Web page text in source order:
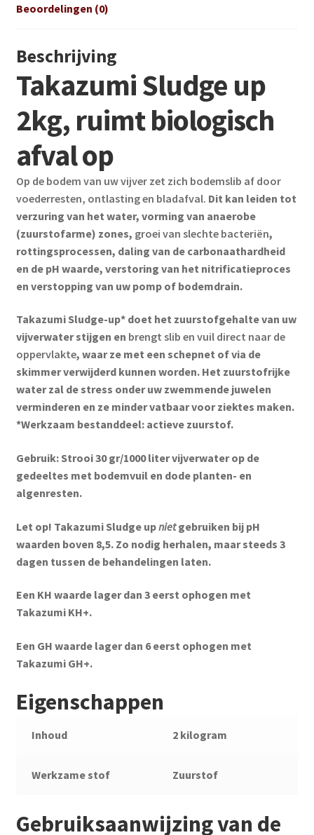
Beoordelingen (0)
Beschrijving
Takazumi Sludge up
2kg, ruimt biologisch
afval op
Op de bodem van uw vijver zet zich bodemslib af door
voederresten, ontlasting en bladafval. Dit kan leiden tot
verzuring van het water, vorming van anaerobe
(zuurstofarme) zones, groei van slechte bacteriën,
rottingsprocessen, daling van de carbonaathardheid
en de pH waarde, verstoring van het nitrificatieproces
en verstopping van uw pomp of bodemdrain.
Takazumi Sludge-up* doet het zuurstofgehalte van uw
vijverwater stijgen en brengt slib en vuil direct naar de
oppervlakte, waar ze met een schepnet of via de
skimmer verwijderd kunnen worden. Het zuurstofrijke
water zal de stress onder uw zwemmende juwelen
verminderen en ze minder vatbaar voor ziektes maken.
*Werkzaam bestanddeel: actieve zuurstof.
Gebruik: Strooi 30 gr/1000 liter vijverwater op de
gedeeltes met bodemvuil en dode planten- en
algenresten.
Let op! Takazumi Sludge upnietgebruiken bij pH
waarden boven 8,5. Zo nodig herhalen, maar steeds 3
dagen tussen de behandelingen laten.
Een KH waarde lager dan 3 eerst ophogen met
Takazumi KH+.
Een GH waarde lager dan 6 eerst ophogen met
Takazumi GH+.
Eigenschappen
Inhoud 2 kilogram
Werkzame stof Zuurstof
Gebruiksaanwijzing van de